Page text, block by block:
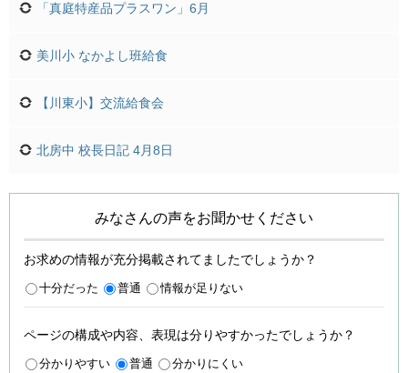
「真庭特産品プラスワン」6月
美川小 なかよし班給食
【川東小】交流給食会
北房中 校長日記 4月8日
みなさんの声をお聞かせください
お求めの情報が充分掲載されてましたでしょうか？
十分だった 普通 情報が足りない
ページの構成や内容、表現は分りやすかったでしょうか？
分かりやすい 普通 分かりにくい